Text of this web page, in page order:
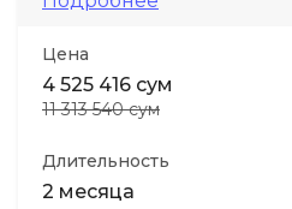
Цена
4 525 416 сум
11 313 540 сум
Длительность
2 месяца